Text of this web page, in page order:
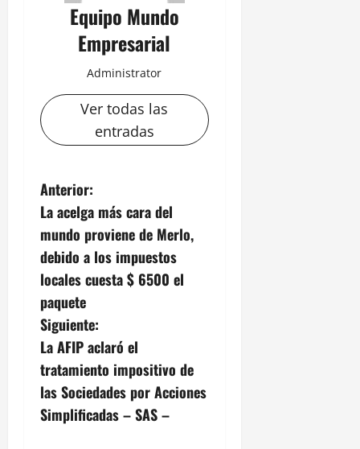
Equipo Mundo
Empresarial
Administrator
Ver todas las
entradas
N
a
v
e
g
a
c
i
Anterior:
La acelga más cara del
mundo proviene de Merlo,
debido a los impuestos
locales cuesta $ 6500 el
paquete
Siguiente:
La AFIP aclaró el
tratamiento impositivo de
las Sociedades por Acciones
Simplificadas – SAS –